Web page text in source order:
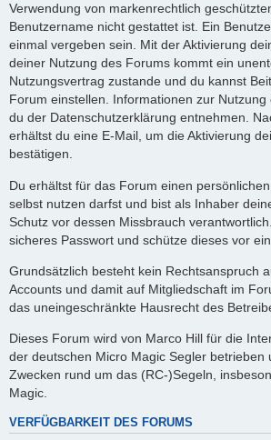
Verwendung von markenrechtlich
Benutzername nicht gestattet ist. Ein
einmal vergeben sein. Mit der Aktivierung
deiner Nutzung des Forums kommt ein
Nutzungsvertrag zustande und du kannst
Forum einstellen. Informationen zur
du der Datenschutzerklärung entnehmen.
erhältst du eine E-Mail, um die Aktivierung
bestätigen.
Du erhältst für das Forum einen
selbst nutzen darfst und bist als Inhaber
Schutz vor dessen Missbrauch
sicheres Passwort und schütze dieses vor
Grundsätzlich besteht kein Rechtsanspruch
Accounts und damit auf Mitgliedschaft im
das uneingeschränkte Hausrecht des
Dieses Forum wird von Marco Hill für die
der deutschen Micro Magic Segler betrieben
Zwecken rund um das (RC-)Segeln,
Magic.
VERFÜGBARKEIT DES FORUMS